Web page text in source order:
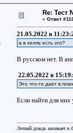
Re: Тест
« Ответ
21.05.2022 в
а в хелпе есть это?
В русском нет. В
22.05.2022 в
Это что-то дает в
Если найти для
Летний дождь наливает